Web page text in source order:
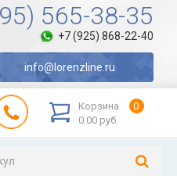
565-38-35
+7 (925) 868-22-40
info@lorenzline.ru
Корзина
0
0.00 руб.